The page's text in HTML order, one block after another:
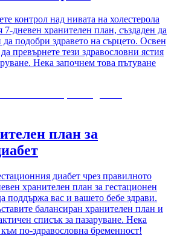
контрол над нивата на холестерола
7-дневен хранителен план, създаден да
подобри здравето на сърцето. Освен
превърнете тези здравословни ястия
Нека започнем това пътуване
план за
диабет чрез правилното
хранителен план за гестационен
поддържа вас и вашето бебе здрави.
балансиран хранителен план и
списък за пазаруване. Нека
по-здравословна бременност!